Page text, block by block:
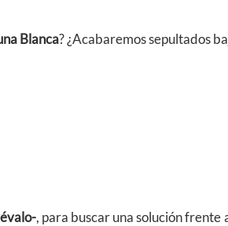
Blanca? ¿Acabaremos sepultados
, para buscar una solución frente